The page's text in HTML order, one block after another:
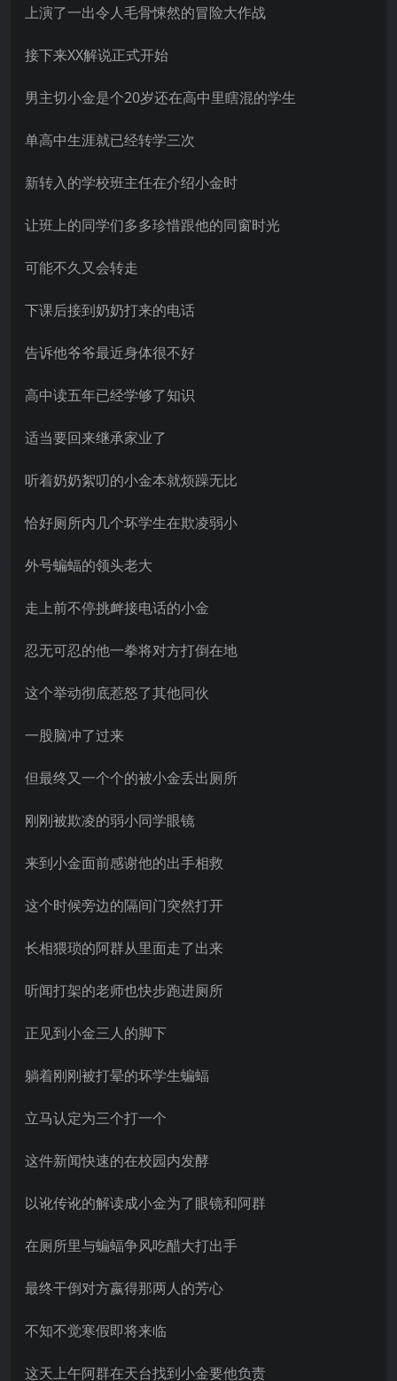
上演了一出令人毛骨悚然的冒险大作战
接下来XX解说正式开始
男主切小金是个20岁还在高中里瞎混的学生
单高中生涯就已经转学三次
新转入的学校班主任在介绍小金时
让班上的同学们多多珍惜跟他的同窗时光
可能不久又会转走
下课后接到奶奶打来的电话
告诉他爷爷最近身体很不好
高中读五年已经学够了知识
适当要回来继承家业了
听着奶奶絮叨的小金本就烦躁无比
恰好厕所内几个坏学生在欺凌弱小
外号蝙蝠的领头老大
走上前不停挑衅接电话的小金
忍无可忍的他一拳将对方打倒在地
这个举动彻底惹怒了其他同伙
一股脑冲了过来
但最终又一个个的被小金丢出厕所
刚刚被欺凌的弱小同学眼镜
来到小金面前感谢他的出手相救
这个时候旁边的隔间门突然打开
长相猥琐的阿群从里面走了出来
听闻打架的老师也快步跑进厕所
正见到小金三人的脚下
躺着刚刚被打晕的坏学生蝙蝠
立马认定为三个打一个
这件新闻快速的在校园内发酵
以讹传讹的解读成小金为了眼镜和阿群
在厕所里与蝙蝠争风吃醋大打出手
最终干倒对方嬴得那两人的芳心
不知不觉寒假即将来临
这天上午阿群在天台找到小金要他负责